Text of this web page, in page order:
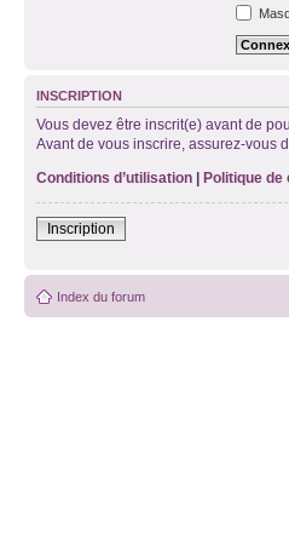
INSCRIPTION
Vous devez être inscrit(e) avant de
Avant de vous inscrire, assurez-vous
Conditions d’utilisation | Politique de
Inscription
Index du forum